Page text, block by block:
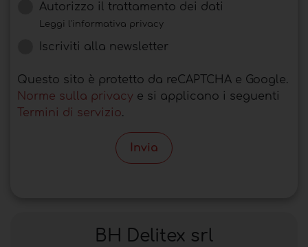
Autorizzo il trattamento dei dati
Leggi l'informativa privacy
Iscriviti alla newsletter
Questo sito è protetto da reCAPTCHA e Google.
Norme sulla privacy e si applicano i seguenti
Termini di servizio.
Invia
BH Delitex srl